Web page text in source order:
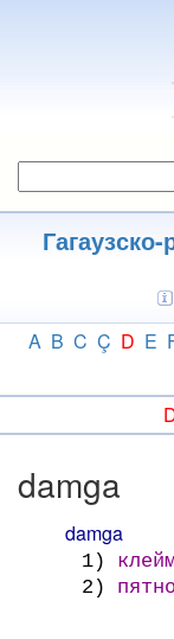
A B C Ç D E
damga
damga
1)
2)